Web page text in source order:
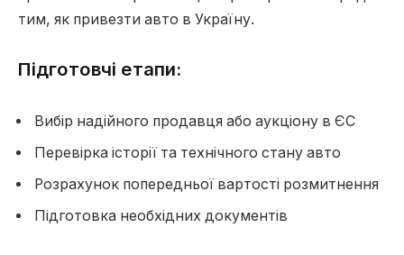
тим, як привезти авто в Україну.
Підготовчі етапи:
Вибір надійного продавця або аукціону в ЄС
Перевірка історії та технічного стану авто
Розрахунок попередньої вартості розмитнення
Підготовка необхідних документів